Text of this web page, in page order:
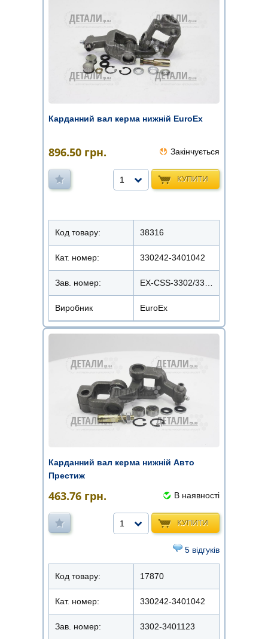
Карданний вал керма нижній EuroEx
896.50 грн. Закінчується
КУПИТИ
1
Код товару: 38316
Кат. номер: 330242-3401042
Зав. номер:
Виробник EuroEx
Карданний вал керма нижній Авто
Престиж
463.76 грн. В наявності
КУПИТИ
1
5 відгуків
Код товару: 17870
Кат. номер: 330242-3401042
Зав. номер: 3302-3401123